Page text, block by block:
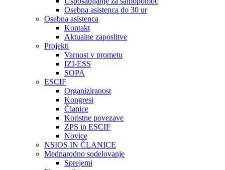
Osebna asistenca do 30 ur
Osebna asistenca
Kontakt
Aktualne zaposlitve
Projekti
Varnost v prometu
IZI-ESS
SOPA
ESCIF
Organiziranost
Kongresi
Članice
Koristne povezave
ZPS in ESCIF
Novice
NSIOS IN ČLANICE
Mednarodno sodelovanje
Sprejemi